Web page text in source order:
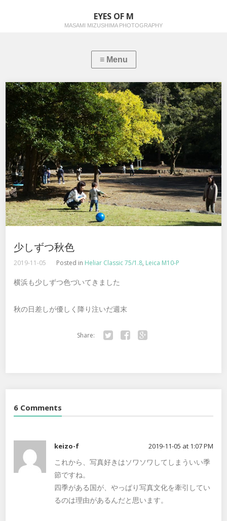
EYES OF M
MASAMI MIZUSHIMA PHOTOGRAPHY
少しずつ秋色
2019-11-05 Posted in Heliar Classic 75/1.8, Leica M10-P
横浜も少しずつ色づいてきました
秋の日差しが優しく降り注いだ週末
Share:
6 Comments
keizo-f 2019-11-05 at 1:07 PM
これから、写真好きはソワソワしてしまういい季
節ですね。
四季がある国が、やっぱり写真文化を牽引してい
るのは理由があるんだと思います。